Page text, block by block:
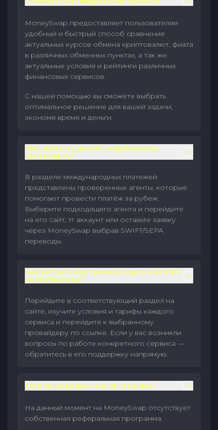
MoneySwap предоставляет пользователям
удобный и быстрый способ сравнения
актуальных курсов обмена криптовалют, фиата
в различных обменных пунктах, а так же
актуальные условия и рейтинги различных
финансовых сервисов.
С нашей помощью вы сможете выбрать
оптимальное решение для вашей задачи,
экономя время и деньги.
Как оплатить инвойс зарубежному
поставщику?
В разделе международных платежей
представлены проверенные агенты, которые
помогают провести платёж за рубеж.
Выберите подходящего агента и перейдите
на его сайт, тг аккаунт или оставьте заявку
через MoneySwap выбрав SWIFT/SEPA
переводы.
Как выбрать виртуальную карту или eSIM
на MoneySwap?
Перейдите в соответствующий раздел на
сайте, изучите условия и тарифы каждого
сервиса и перейдите к выбранному
провайдеру по ссылке. Если у вас возникли
вопросы по работе конкретного сервиса —
обратитесь в его поддержку напрямую.
Есть ли реферальные программы?
На данный момент на MoneySwap отсутствует
собственная реферальная программа.